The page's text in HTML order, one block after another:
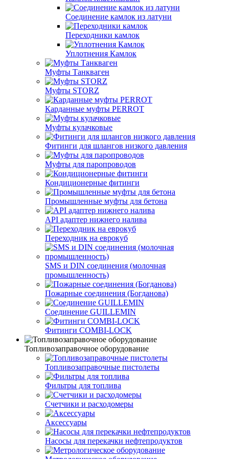
Соединение камлок из латуни
Переходники камлок
Уплотнения Камлок
Муфты Танкваген
Муфты STORZ
Карданные муфты PERROT
Муфты кулачковые
Фитинги для шлангов низкого давления
Муфты для паропроводов
Кондиционерные фитинги
Промышленные муфты для бетона
API адаптер нижнего налива
Переходник на еврокуб
SMS и DIN соединения (молочная
промышленность)
Пожарные соединения (Богданова)
Соединение GUILLEMIN
Фитинги СOMBI-LOCK
Топливозаправочное оборудование
Топливозаправочные пистолеты
Фильтры для топлива
Счетчики и расходомеры
Аксессуары
Насосы для перекачки нефтепродуктов